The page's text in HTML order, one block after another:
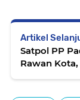
Artikel
Satpol PP
Rawan